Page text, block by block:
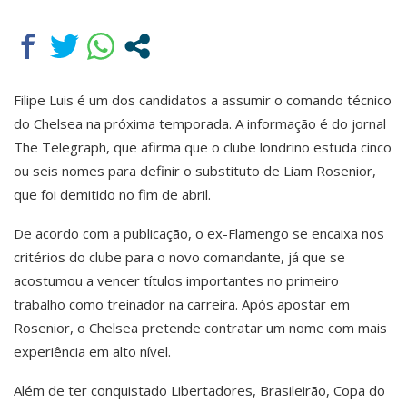
Filipe Luis é um dos candidatos a assumir o comando técnico
do Chelsea na próxima temporada. A informação é do jornal
The Telegraph, que afirma que o clube londrino estuda cinco
ou seis nomes para definir o substituto de Liam Rosenior,
que foi demitido no fim de abril.
De acordo com a publicação, o ex-Flamengo se encaixa nos
critérios do clube para o novo comandante, já que se
acostumou a vencer títulos importantes no primeiro
trabalho como treinador na carreira. Após apostar em
Rosenior, o Chelsea pretende contratar um nome com mais
experiência em alto nível.
Além de ter conquistado Libertadores, Brasileirão, Copa do